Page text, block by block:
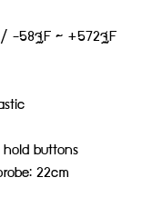
/ -58°F ~ +572°F
hold buttons
22cm